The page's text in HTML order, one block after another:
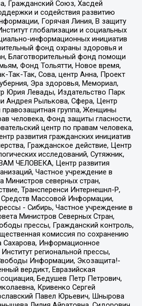
Гражданский Союз, Хасдей
и содействия развитию
Горячая Линия, В защиту
глобализации и социальных
информационных инициатив
фонд охраны здоровья и
Благотворительный фонд помощи
Фонд Тольятти, Новое время,
Так-Так, Сова, центр Анна, Проект
Эра здоровья, Мемориал,
Юрия Левады, Издательство Парк
Андрея Рылькова, Сфера, Центр
группа, Женщины
человека, Фонд защиты гласности,
центр по правам человека,
развития гражданских инициатив
Гражданское действие, Центр
исследований, Сутяжник,
ЧЕЛОВЕКА, Центр развития
Частное учреждение в
Министров северных стран,
Трансперенси Интернешнл-Р,
Массовой Информации,
- Сибирь, Частное учреждение в
Министров Северных Стран,
прессы, Гражданский контроль,
комиссия по сохранению
Сахарова, Информационное
региональной прессы,
Информации, Экозащита!-
вердикт, Евразийская
Бедушев Петр Петрович,
Кривенко Сергей
Павел Юрьевич, Шнырова